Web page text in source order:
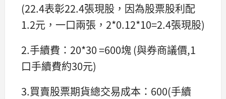
(22.4表彰22.4張現股，因為股票股利配
1.2元，一口兩張，2*0.12*10=2.4張現股)
2.手續費：20*30 =600塊 (與券商議價,1
口手續費約30元)
3.買賣股票期貨總交易成本：600(手續